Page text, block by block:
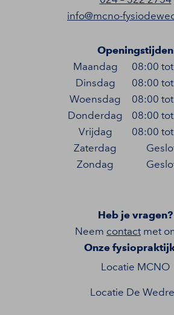
info@mcno-
Openingstijden
Maandag
Dinsdag
Woensdag
Donderdag
Vrijdag
Zaterdag
Zondag
08:00
08:00
08:00
08:00
08:00
Heb je vragen?
Neem contact met
Onze
Locatie MCNO
Locatie De